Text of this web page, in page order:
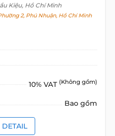
Kiệu, Hồ Chí Minh
2, Phú Nhuận, Hồ Chí Minh
10% VAT (Không gồm)
Bao gồm